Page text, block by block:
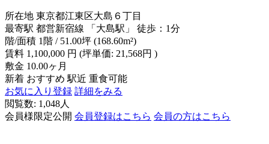
所在地 東京都江東区大島６丁目
最寄駅 都営新宿線 「大島駅」 徒歩：1分
階/面積 1階 / 51.00坪 (168.60m²)
賃料 1,100,000 円 (坪単価: 21,568円 )
敷金 10.00ヶ月
新着 おすすめ 駅近 重食可能
お気に入り登録 詳細をみる
閲覧数: 1,048人
会員様限定公開 会員登録はこちら 会員の方はこちら